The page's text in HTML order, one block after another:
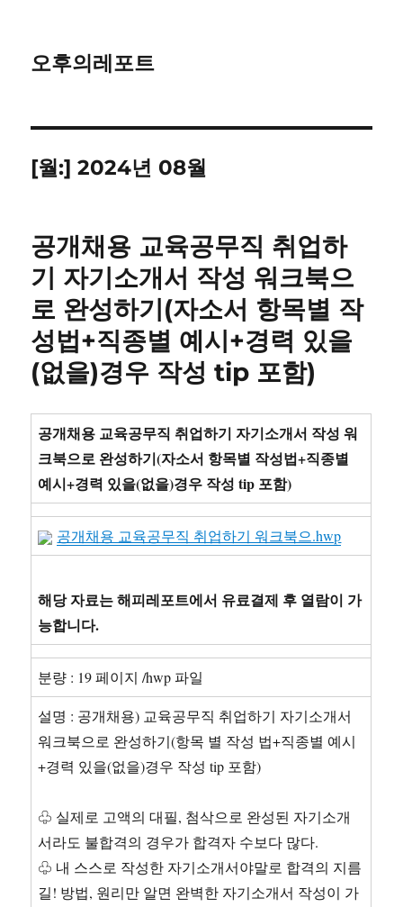
오후의레포트
[월:]2024년 08월
공개채용 교육공무직 취업하
기 자기소개서 작성 워크북으
로 완성하기(자소서 항목별 작
성법+직종별 예시+경력 있을
(없을)경우 작성 tip 포함)
공개채용 교육공무직 취업하기 자기소개서 작성 워
크북으로 완성하기(자소서 항목별 작성법+직종별
예시+경력 있을(없을)경우 작성 tip 포함)
공개채용 교육공무직 취업하기 워크북으.hwp
해당 자료는 해피레포트에서 유료결제 후 열람이 가
능합니다.
분량 : 19 페이지 /hwp 파일
설명 : 공개채용) 교육공무직 취업하기 자기소개서
워크북으로 완성하기(항목 별 작성 법+직종별 예시
+경력 있을(없을)경우 작성 tip 포함)
♧ 실제로 고액의 대필, 첨삭으로 완성된 자기소개
서라도 불합격의 경우가 합격자 수보다 많다.
♧ 내 스스로 작성한 자기소개서야말로 합격의 지름
길! 방법, 원리만 알면 완벽한 자기소개서 작성이 가